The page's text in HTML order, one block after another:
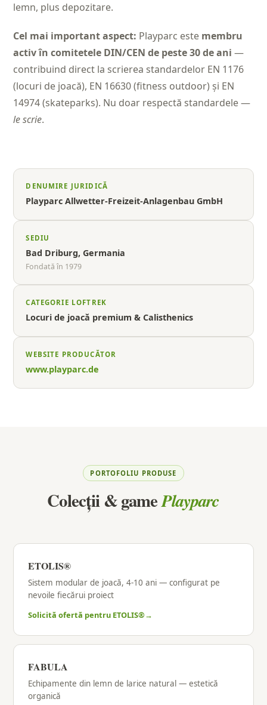
lemn, plus depozitare.
Cel mai important aspect: Playparc este membru
activ în comitetele DIN/CEN de peste 30 de ani —
contribuind direct la scrierea standardelor EN 1176
(locuri de joacă), EN 16630 (fitness outdoor) și EN
14974 (skateparks). Nu doar respectă standardele —
le scrie.
DENUMIRE JURIDICĂ
Playparc Allwetter-Freizeit-Anlagenbau GmbH
SEDIU
Bad Driburg, Germania
Fondată în 1979
CATEGORIE LOFTREK
Locuri de joacă premium & Calisthenics
WEBSITE PRODUCĂTOR
www.playparc.de
PORTOFOLIU PRODUSE
Colecții & gamePlayparc
ETOLIS®
Sistem modular de joacă, 4-10 ani — configurat pe
nevoile fiecărui proiect
Solicită ofertă pentru ETOLIS®
FABULA
Echipamente din lemn de larice natural — estetică
organică